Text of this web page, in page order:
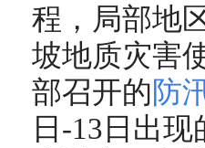
程，局部地
坡地质灾害
部召开的防
日-13日出